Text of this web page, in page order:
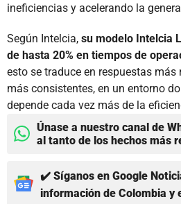
ineficiencias y acelerando la
Según Intelcia, su modelo Intelcia
de hasta 20% en tiempos de
esto se traduce en respuestas
más consistentes, en un entorno
depende cada vez más de la
Únase a nuestro canal de
al tanto de los hechos más
✔️ Síganos en Google
información de Colombia y